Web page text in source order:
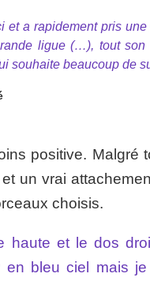
a rapidement pris
ligue (…), tout
souhaite beaucoup de
positive. Malgré
un vrai
choisis.
haute et le dos
bleu ciel mais